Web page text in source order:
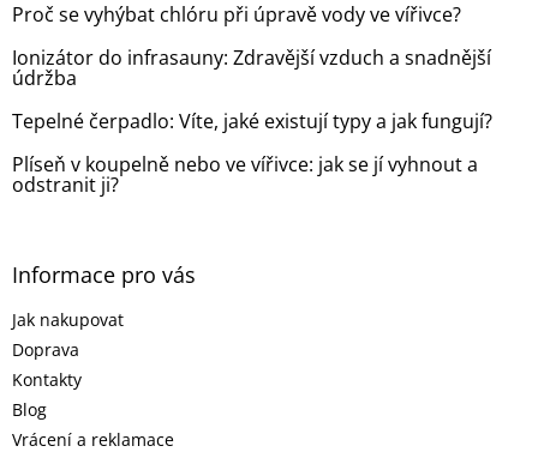
Proč se vyhýbat chlóru při úpravě vody ve vířivce?
Ionizátor do infrasauny: Zdravější vzduch a snadnější
údržba
Tepelné čerpadlo: Víte, jaké existují typy a jak fungují?
Plíseň v koupelně nebo ve vířivce: jak se jí vyhnout a
odstranit ji?
Informace pro vás
Jak nakupovat
Doprava
Kontakty
Blog
Vrácení a reklamace